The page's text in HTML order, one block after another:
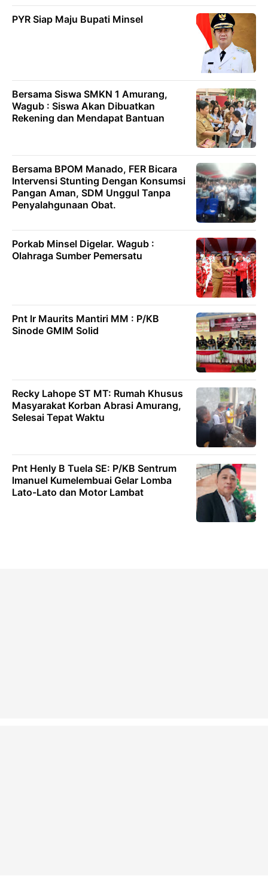
PYR Siap Maju Bupati Minsel
Bersama Siswa SMKN 1 Amurang,
Wagub : Siswa Akan Dibuatkan
Rekening dan Mendapat Bantuan
Bersama BPOM Manado, FER Bicara
Intervensi Stunting Dengan Konsumsi
Pangan Aman, SDM Unggul Tanpa
Penyalahgunaan Obat.
Porkab Minsel Digelar. Wagub :
Olahraga Sumber Pemersatu
Pnt lr Maurits Mantiri MM : P/KB
Sinode GMIM Solid
Recky Lahope ST MT: Rumah Khusus
Masyarakat Korban Abrasi Amurang,
Selesai Tepat Waktu
Pnt Henly B Tuela SE: P/KB Sentrum
lmanuel Kumelembuai Gelar Lomba
Lato-Lato dan Motor Lambat